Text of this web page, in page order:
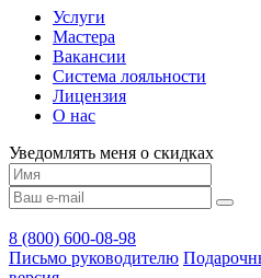
Услуги
Мастера
Вакансии
Система лояльности
Лицензия
О нас
Уведомлять меня о скидках
8 (800) 600-08-98
Письмо руководителю